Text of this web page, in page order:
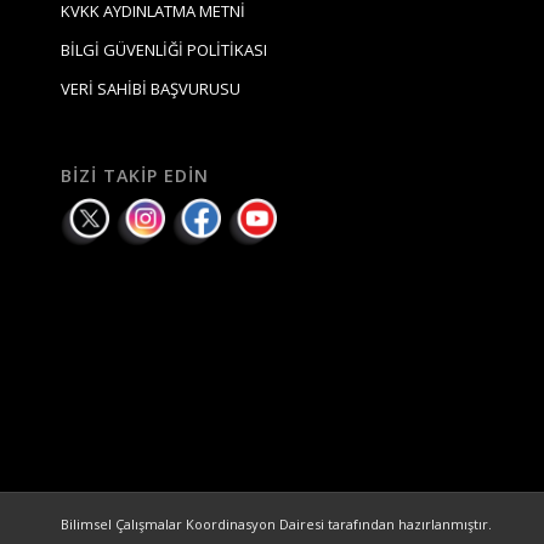
KVKK AYDINLATMA METNİ
BİLGİ GÜVENLİĞİ POLİTİKASI
VERİ SAHİBİ BAŞVURUSU
BIZI TAKIP EDIN
Bilimsel Çalışmalar Koordinasyon Dairesi tarafından hazırlanmıştır.